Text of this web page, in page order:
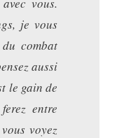
je vous
combat
aussi
le gain de
entre
voyez